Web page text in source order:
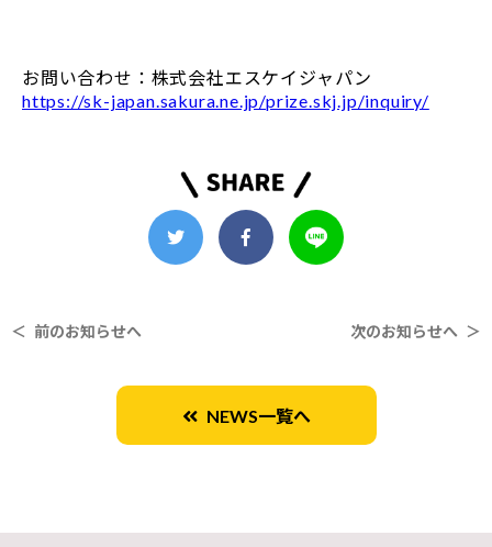
お問い合わせ：株式会社エスケイジャパン
https://sk-japan.sakura.ne.jp/prize.skj.jp/inquiry/
＜ 前のお知らせへ 次のお知らせへ ＞
NEWS一覧へ